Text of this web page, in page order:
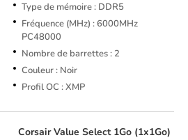
Type de mémoire : DDR5
Fréquence (MHz) : 6000MHz
PC48000
Nombre de barrettes : 2
Couleur : Noir
Profil OC : XMP
CorsairValue Select 1Go (1x1Go)